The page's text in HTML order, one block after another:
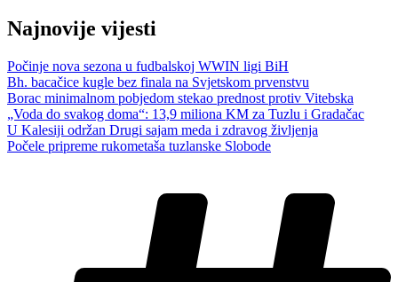
Najnovije vijesti
Počinje nova sezona u fudbalskoj WWIN ligi BiH
Bh. bacačice kugle bez finala na Svjetskom prvenstvu
Borac minimalnom pobjedom stekao prednost protiv Vitebska
„Voda do svakog doma“: 13,9 miliona KM za Tuzlu i Gradačac
U Kalesiji održan Drugi sajam meda i zdravog življenja
Počele pripreme rukometaša tuzlanske Slobode